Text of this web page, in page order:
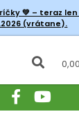
💚 – teraz len
(vrátane).